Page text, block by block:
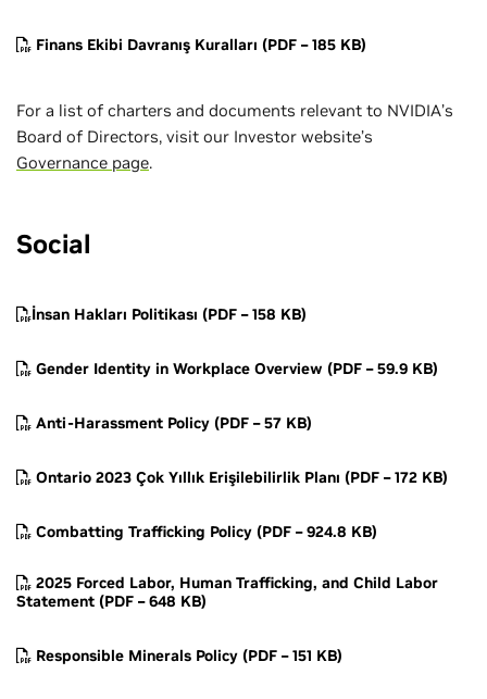
Finans Ekibi Davranış Kuralları (PDF – 185 KB)
For a list of charters and documents relevant to NVIDIA’s
Board of Directors, visit our Investor website’s
Governance page.
Social
İnsan Hakları Politikası (PDF – 158 KB)
Gender Identity in Workplace Overview (PDF – 59.9 KB)
Anti-Harassment Policy (PDF – 57 KB)
Ontario 2023 Çok Yıllık Erişilebilirlik Planı (PDF – 172 KB)
Combatting Trafficking Policy (PDF – 924.8 KB)
2025 Forced Labor, Human Trafficking, and Child Labor
Statement (PDF – 648 KB)
Responsible Minerals Policy (PDF – 151 KB)